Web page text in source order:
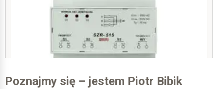
Poznajmy się – jestem Piotr Bibik